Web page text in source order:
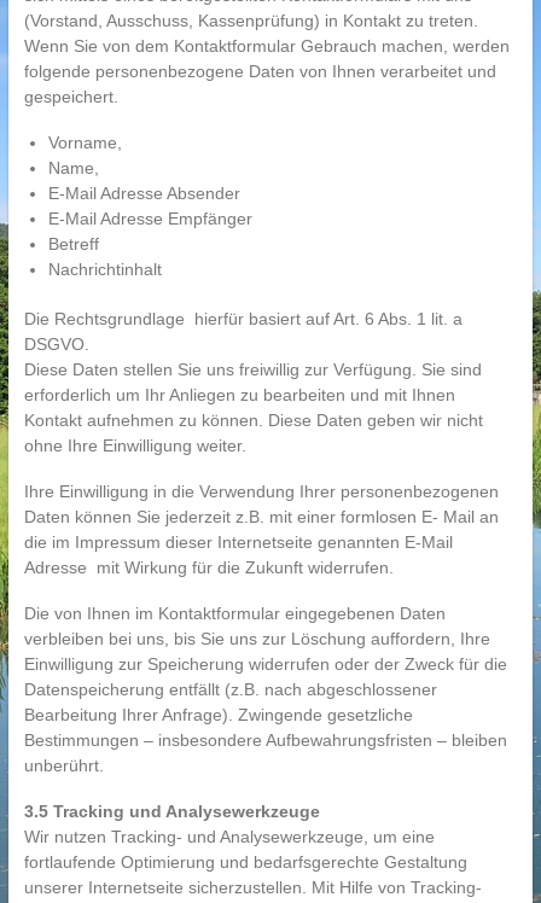
(Vorstand, Ausschuss, Kassenprüfung) in Kontakt zu treten.
Wenn Sie von dem Kontaktformular Gebrauch machen, werden
folgende personenbezogene Daten von Ihnen verarbeitet und
gespeichert.
Vorname,
Name,
E-Mail Adresse Absender
E-Mail Adresse Empfänger
Betreff
Nachrichtinhalt
Die Rechtsgrundlage hierfür basiert auf Art. 6 Abs. 1 lit. a
DSGVO.
Diese Daten stellen Sie uns freiwillig zur Verfügung. Sie sind
erforderlich um Ihr Anliegen zu bearbeiten und mit Ihnen
Kontakt aufnehmen zu können. Diese Daten geben wir nicht
ohne Ihre Einwilligung weiter.
Ihre Einwilligung in die Verwendung Ihrer personenbezogenen
Daten können Sie jederzeit z.B. mit einer formlosen E- Mail an
die im Impressum dieser Internetseite genannten E-Mail
Adresse mit Wirkung für die Zukunft widerrufen.
Die von Ihnen im Kontaktformular eingegebenen Daten
verbleiben bei uns, bis Sie uns zur Löschung auffordern, Ihre
Einwilligung zur Speicherung widerrufen oder der Zweck für die
Datenspeicherung entfällt (z.B. nach abgeschlossener
Bearbeitung Ihrer Anfrage). Zwingende gesetzliche
Bestimmungen – insbesondere Aufbewahrungsfristen – bleiben
unberührt.
3.5 Tracking und Analysewerkzeuge
Wir nutzen Tracking- und Analysewerkzeuge, um eine
fortlaufende Optimierung und bedarfsgerechte Gestaltung
unserer Internetseite sicherzustellen. Mit Hilfe von Tracking-